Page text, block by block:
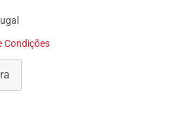
Condições